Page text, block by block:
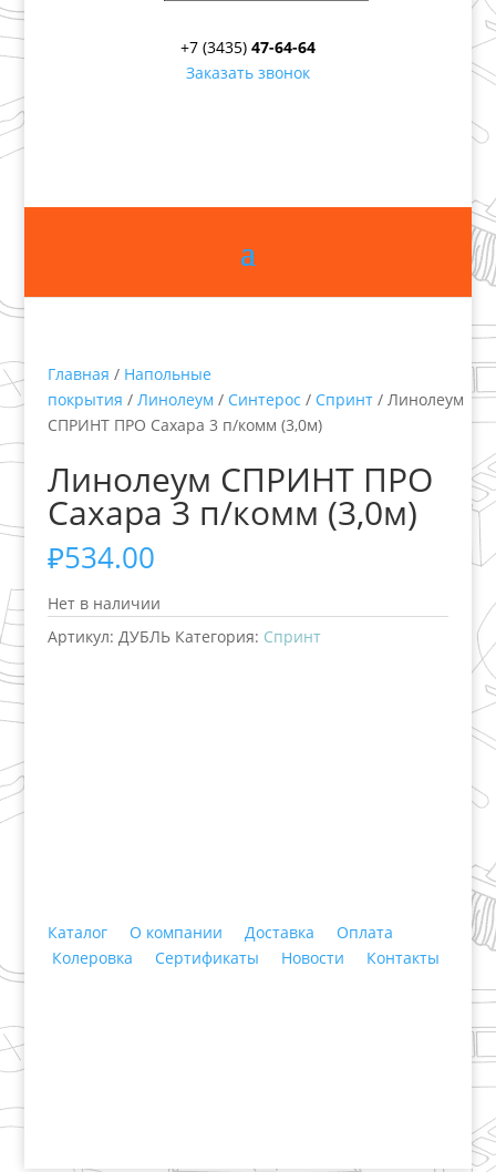
+7 (3435) 47-64-64
Заказать звонок
Главная / Напольные
покрытия / Линолеум / Синтерос / Спринт/ Линолеум
СПРИНТ ПРО Сахара 3 п/комм (3,0м)
Линолеум СПРИНТ ПРО
Сахара 3 п/комм (3,0м)
₽534.00
Нет в наличии
Артикул: ДУБЛЬ Категория: Спринт
Каталог О компании Доставка
Оплата
Колеровка
Сертификаты Новости Контакты